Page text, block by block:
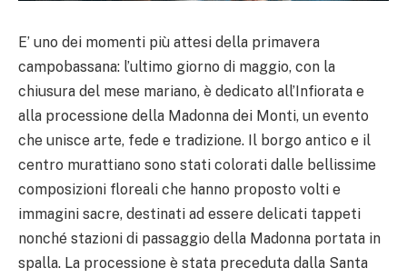
E’ uno dei momenti più attesi della primavera
campobassana: l’ultimo giorno di maggio, con la
chiusura del mese mariano, è dedicato all’Infiorata e
alla processione della Madonna dei Monti, un evento
che unisce arte, fede e tradizione. Il borgo antico e il
centro murattiano sono stati colorati dalle bellissime
composizioni floreali che hanno proposto volti e
immagini sacre, destinati ad essere delicati tappeti
nonché stazioni di passaggio della Madonna portata in
spalla. La processione è stata preceduta dalla Santa